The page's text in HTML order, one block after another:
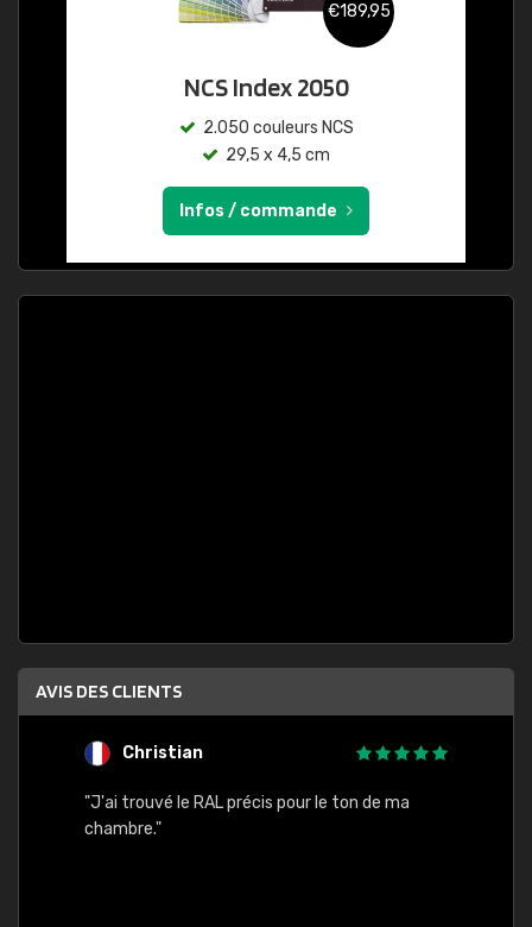
€189,95
NCS Index 2050
2.050 couleurs NCS
29,5 x 4,5 cm
Infos / commande
AVIS DES CLIENTS
Christian
"J'ai trouvé le RAL précis pour le ton de ma
chambre."